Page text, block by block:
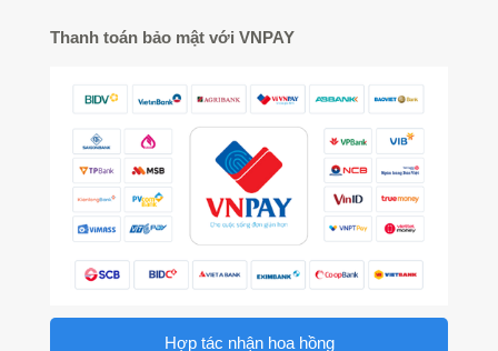
Thanh toán bảo mật với VNPAY
Hợp tác nhận hoa hồng